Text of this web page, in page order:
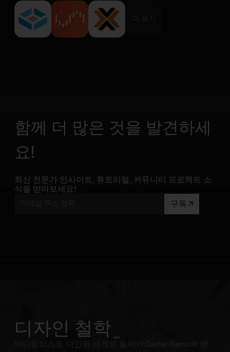
함께 더 많은 것을 발견하세
요!
최신 전문가 인사이트, 튜토리얼, 커뮤니티 프로젝트 소
식을 받아보세요!
구독
디자인 철학